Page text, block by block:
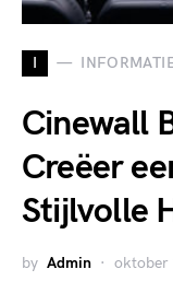
I
Cinewall
Creëer
Stijlvolle
by Admin oktober